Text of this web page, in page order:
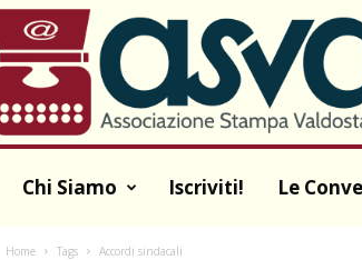
Chi Siamo Iscriviti! Le
Home Tags Accordi sindacali